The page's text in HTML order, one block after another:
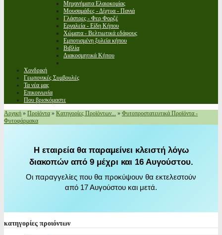
Μηχανήματα Ελαιοκομίας
Μουσαμάδες - Δίχτυα - Πανιά
Γλάστρες - Φερ Φορζέ
Εργαλεία - Είδη Κήπου
Χώματα - Βελτιωτικά εδάφους
Εμποτισμένη ξυλεία κήπου
Βιβλία
Διακοσμητικά Κήπου
Χονδρική
Γεωπονικές Συμβουλές
Τα νέα μας
Επικοινωνία
Που βρισκόμαστε
Αρχική » Προϊόντα » Κατηγορίες Προϊόντων... » Φυτοπροστατευτικά Προϊόντα -
Φυτοφάρμακα
Η εταιρεία θα παραμείνει κλειστή λόγω
διακοπών από 9 μέχρι και 16 Αυγούστου.
Οι παραγγελίες που θα προκύψουν θα εκτελεστούν
από 17 Αυγούστου και μετά.
κατηγορίες προιόντων